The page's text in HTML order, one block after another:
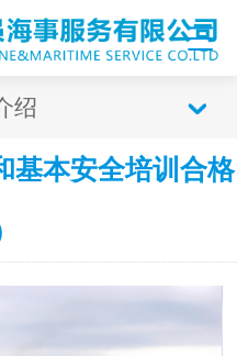
绍
基本安全培训合格